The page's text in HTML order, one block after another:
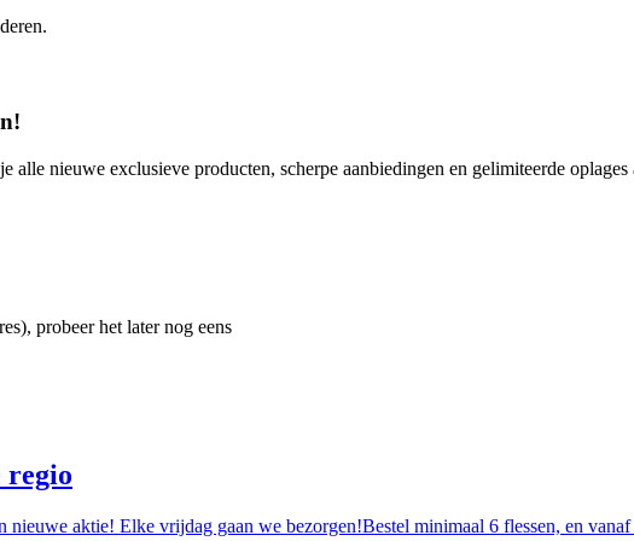
nieuwe exclusieve producten, scherpe aanbiedingen en gelimiteerde oplages
probeer het later nog eens
regio
aktie! Elke vrijdag gaan we bezorgen!Bestel minimaal 6 flessen, en